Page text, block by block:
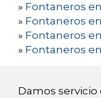
» Fontaneros
» Fontaneros
» Fontaneros
» Fontaneros
Damos servicio